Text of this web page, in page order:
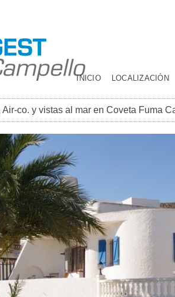
INICIO LOCALIZACIÓN
co. y vistas al mar en Coveta Fuma